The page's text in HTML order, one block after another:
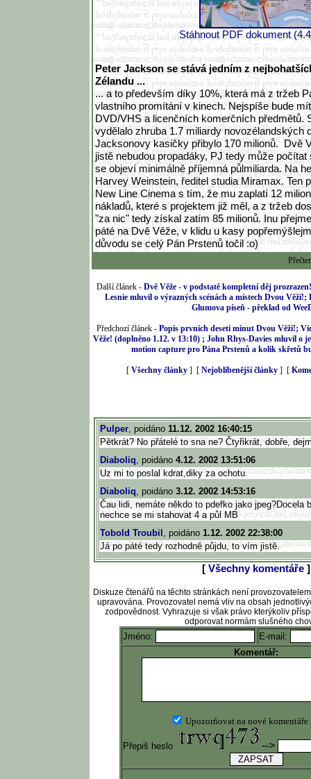
Stáhnout PDF dokument
Peter Jackson se stává jedním z
Zélandu ...
... a to především díky 10%, která má z tržeb
vlastního promítání v kinech. Nejspíše bude
DVD/VHS a licenčních komerčních předmětů.
vydělalo zhruba 1.7 miliardy novozélandských
Jacksonovy kasičky přibylo 170 milionů. Dvě
jistě nebudou propadáky, PJ tedy může
se objeví minimálně příjemná půlmiliarda. Na
Harvey Weinstein, ředitel studia Miramax. Ten
New Line Cinema s tím, že mu zaplatí 12
nákladů, které s projektem již měl, a z tržeb
"za nic" tedy získal zatím 85 milionů. Inu
páté na Dvě Věže, v klidu u kasy
důvodu se celý Pán Prstenů točil :o)
Další článek - Dvě Věže - v podstatě kompletní děj
Lesnie mluvil o výrazných scénách a místech Dvou Věží!;
Glumova píseň - překlad od
Předchozí článek -Popis prvních deseti minut Dvou Věží!;
Věže! (doplněno 1.12. v 13:10) ; John Rhys-Davies mluvil o
motion capture pro Pána Prstenů a kolik skřetů
[Všechny články ] [Nejoblíbenější články ] [
Pulper, poidáno 11.12. 2002 16:40:15
Pětkrát? No přátelé to sna ne? Čtyřikrát, dobře,
Diaboliq, poidáno 4.12. 2002 13:51:06
Uz mi to poslal kdrat,diky za ochotu.
Diaboliq, poidáno 3.12. 2002 14:53:16
Čau lidi, nemáte někdo to pdefko jako jpeg?Docela
nechce se mi stahovat 4 a půl MB
Tobold Troubil , poidáno 1.12. 2002 22:38:00
Já po páté tedy rozhodně půjdu, to vím jistě.
[ Všechny komentáře ]
Diskuze čtenářů na těchto stránkách není
upravována. Provozovatel nemá vliv na obsah
zodpovědnost. Vyhrazuje si však právo kterýkoliv
odporovat normám slušného
Jméno:
E-mail:
Komentář:
Upozorňovat na nové komentáře
Přepiš heslo -->